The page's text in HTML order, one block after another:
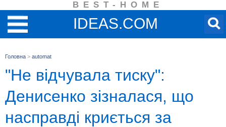
BEST-HOME
IDEAS.COM
Головна > automat
"Не відчувала тиску":
Денисенко зізналася, що
насправді криється за